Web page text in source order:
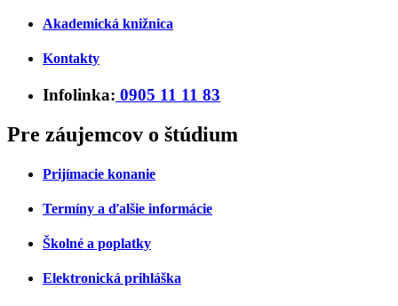
Akademická knižnica
Kontakty
Infolinka: 0905 11 11 83
Pre záujemcov o štúdium
Prijímacie konanie
Termíny a ďalšie informácie
Školné a poplatky
Elektronická prihláška